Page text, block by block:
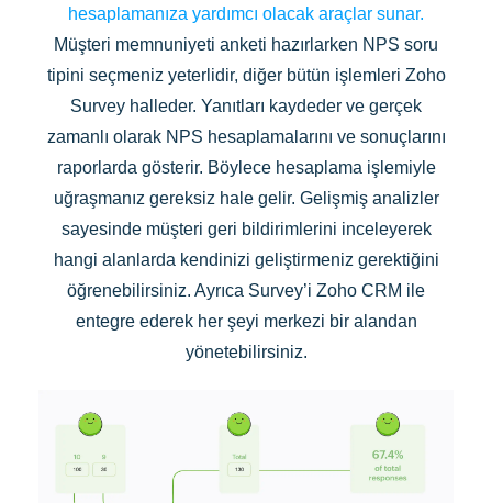
hesaplamanıza yardımcı olacak araçlar sunar.
Müşteri memnuniyeti anketi hazırlarken NPS soru
tipini seçmeniz yeterlidir, diğer bütün işlemleri Zoho
Survey halleder. Yanıtları kaydeder ve gerçek
zamanlı olarak NPS hesaplamalarını ve sonuçlarını
raporlarda gösterir. Böylece hesaplama işlemiyle
uğraşmanız gereksiz hale gelir. Gelişmiş analizler
sayesinde müşteri geri bildirimlerini inceleyerek
hangi alanlarda kendinizi geliştirmeniz gerektiğini
öğrenebilirsiniz. Ayrıca Survey’i Zoho CRM ile
entegre ederek her şeyi merkezi bir alandan
yönetebilirsiniz.